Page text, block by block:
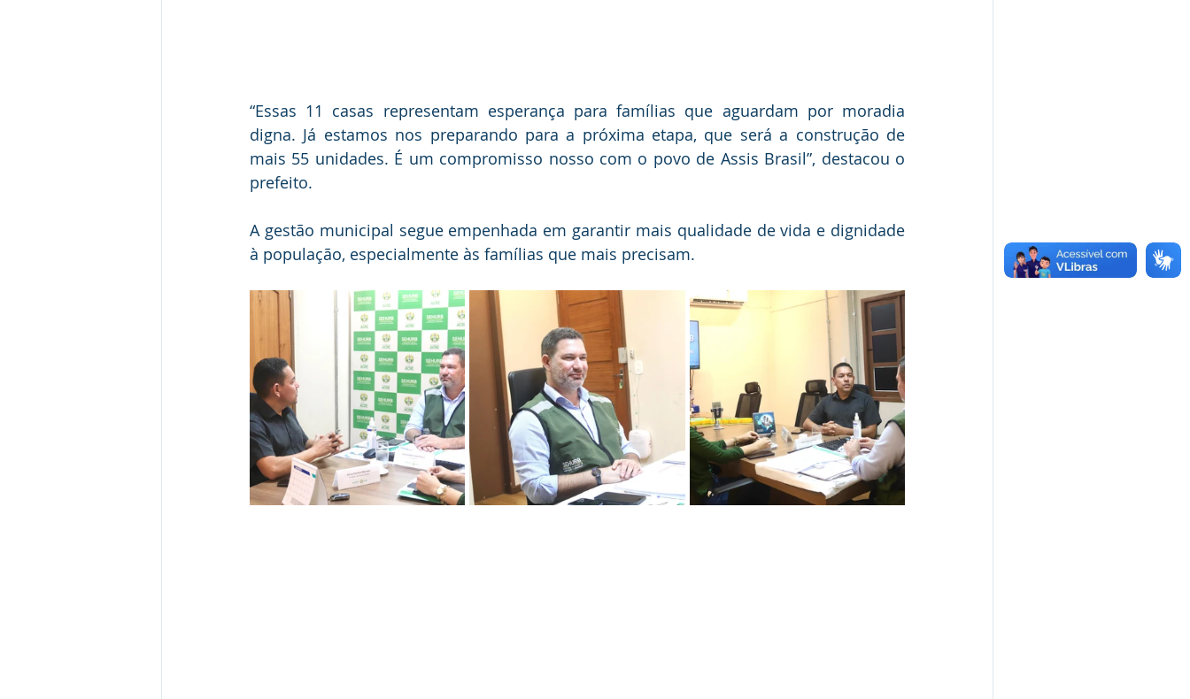
“Essas 11 casas representam esperança para famílias que aguardam por moradia
digna. Já estamos nos preparando para a próxima etapa, que será a construção de
mais 55 unidades. É um compromisso nosso com o povo de Assis Brasil”, destacou o
prefeito.
A gestão municipal segue empenhada em garantir mais qualidade de vida e dignidade
à população, especialmente às famílias que mais precisam.